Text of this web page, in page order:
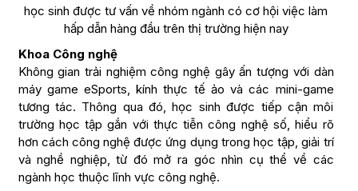
học sinh được tư vấn về nhóm ngành có cơ hội việc làm
hấp dẫn hàng đầu trên thị trường hiện nay
Khoa Công nghệ
Không gian trải nghiệm công nghệ gây ấn tượng với dàn
máy game eSports, kính thực tế ảo và các mini-game
tương tác. Thông qua đó, học sinh được tiếp cận môi
trường học tập gắn với thực tiễn công nghệ số, hiểu rõ
hơn cách công nghệ được ứng dụng trong học tập, giải trí
và nghề nghiệp, từ đó mở ra góc nhìn cụ thể về các
ngành học thuộc lĩnh vực công nghệ.